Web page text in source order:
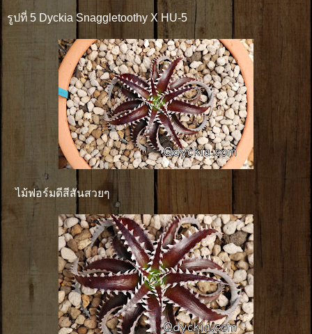
รูปที่ 5 Dyckia Snaggletoothy X HU-5
ไม้ฟอร์มดีสีสันสวยๆ